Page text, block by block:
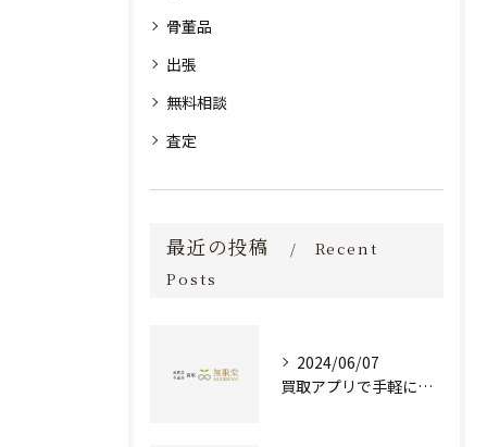
骨董品
出張
無料相談
査定
最近の投稿
Recent
Posts
2024/06/07
買取アプリで手軽に現金化！あなたの不要品が宝物に変わる方法とは？